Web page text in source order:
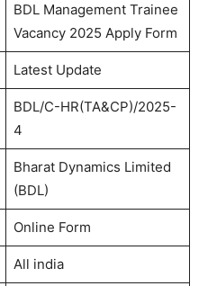
BDL Management Trainee
Vacancy 2025 Apply Form
Latest Update
BDL/C-HR(TA&CP)/2025-
4
Bharat Dynamics Limited
(BDL)
Online Form
All india